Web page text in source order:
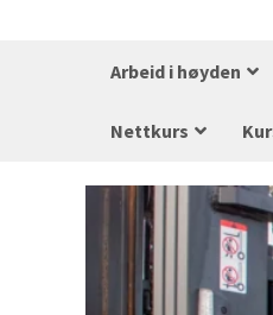
Arbeid i høyden
Nettkurs